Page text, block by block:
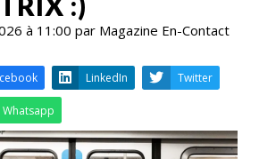
à 11:00 par Magazine En-Contact